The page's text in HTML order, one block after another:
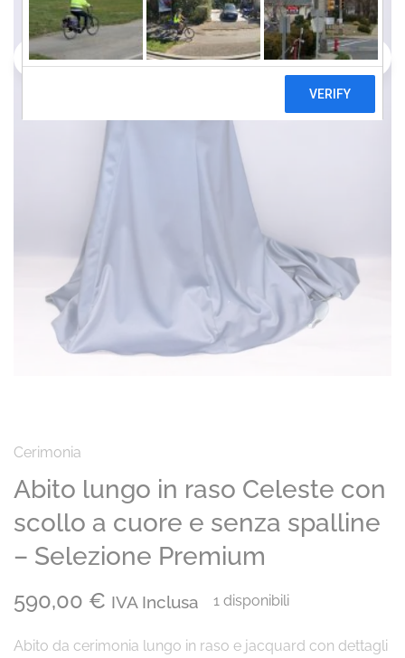
Cerimonia
Abito lungo in raso Celeste con
scollo a cuore e senza spalline
– Selezione Premium
590,00 € IVA Inclusa 1 disponibili
Abito da cerimonia lungo in raso e jacquard con dettagli